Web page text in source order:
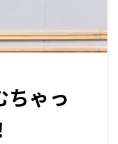
ちゃっ